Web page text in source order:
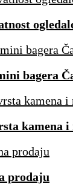
bagera
kamena
prodaju